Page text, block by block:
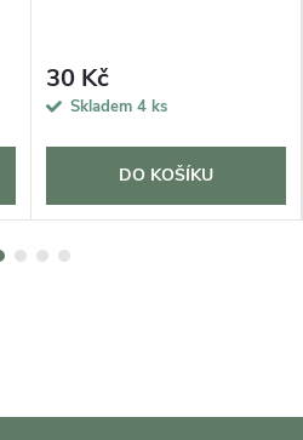
30 Kč
Skladem 4 ks
DO KOŠÍKU